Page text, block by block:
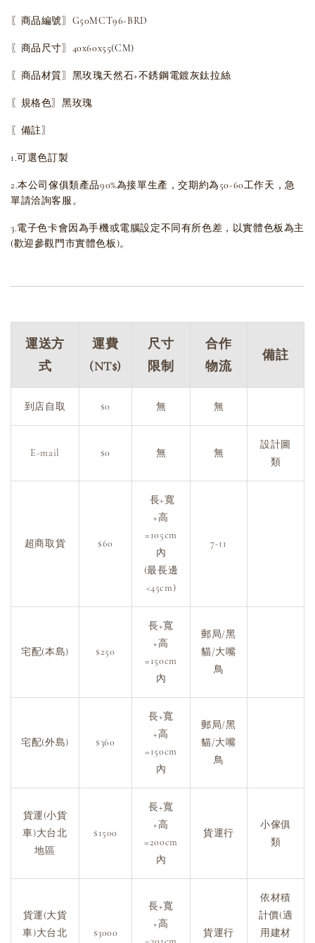
〖商品編號〗G50MCT96-BRD
〖商品尺寸〗40x60x55(CM)
〖商品材質〗黑玫瑰天然石+不銹鋼電鍍灰鈦拉絲
〖規格色〗黑玫瑰
〖備註〗
1.可選色訂製
2.本公司傢俱類產品90%為接單生產，交期約為50-60工作天，急
單請洽詢客服。
3.電子色卡會因為手機或電腦設定不同有所色差，以實體色板為主
(歡迎參觀門市實體色板)。
運送方
式
運費
(NT$)
尺寸
限制
合作
物流
備註
到店自取 $0 無 無
E-mail $0 無 無
設計圖
類
超商取貨 $60
長+寬
+高
=105cm
內
(最長邊
<45cm)
7-11
宅配(本島) $250
長+寬
+高
=150cm
內
郵局/黑
貓/大嘴
鳥
宅配(外島) $360
長+寬
+高
=150cm
內
郵局/黑
貓/大嘴
鳥
貨運(小貨
車)大台北
地區
$1500
長+寬
+高
=200cm
內
貨運行
小傢俱
類
貨運(大貨
車)大台北
$3000
長+寬
+高
貨運行
依材積
計價(適
用建材